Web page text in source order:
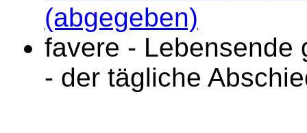
(abgegeben)
favere - Lebensende
- der tägliche